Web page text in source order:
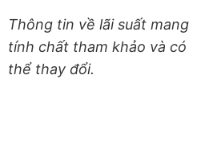
Thông tin về lãi suất mang
tính chất tham khảo và có
thể thay đổi.